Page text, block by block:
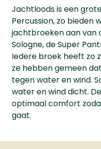
Jachtloods is een
Percussion, zo bieden
jachtbroeken aan van
Sologne, de Super
Iedere broek heeft zo
ze hebben gemeen
tegen water en wind.
water en wind dicht.
optimaal comfort
gaat.